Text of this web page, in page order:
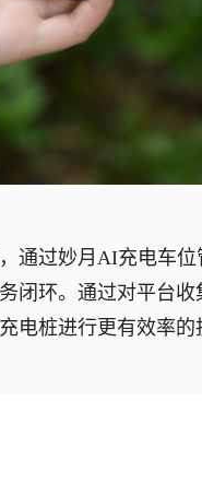
通过妙月AI充电车
闭环。通过对平台
电桩进行更有效率的